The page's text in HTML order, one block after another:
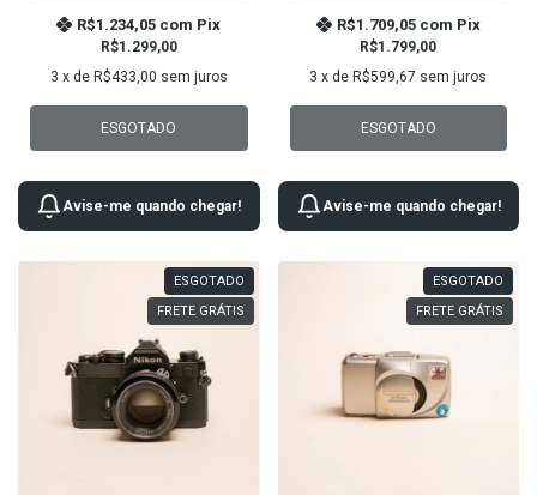
R$1.299,00
R$1.234,05 com Pix
3 x de R$433,00 sem juros
ESGOTADO
Avise-me quando chegar!
R$1.799,00
R$1.709,05 com Pix
3 x de R$599,67 sem juros
ESGOTADO
Avise-me quando chegar!
ESGOTADO
FRETE GRÁTIS
ESGOTADO
FRETE GRÁTIS